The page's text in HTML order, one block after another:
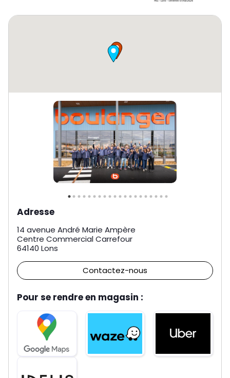
Adresse
14 avenue André Marie Ampère
Centre Commercial Carrefour
64140 Lons
Contactez-nous
Pour se rendre en magasin :